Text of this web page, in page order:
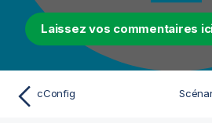
Laissez vos commentaires
cConfig